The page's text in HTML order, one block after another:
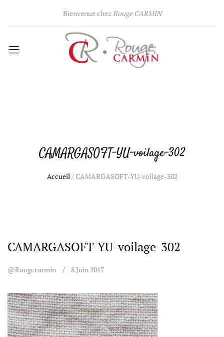
Bienvenue chez Rouge CARMIN
CAMARGASOFT-YU-voilage-302
Accueil/CAMARGASOFT-YU-voilage-302
CAMARGASOFT-YU-voilage-302
@rougecarmin 8 Juin 2017